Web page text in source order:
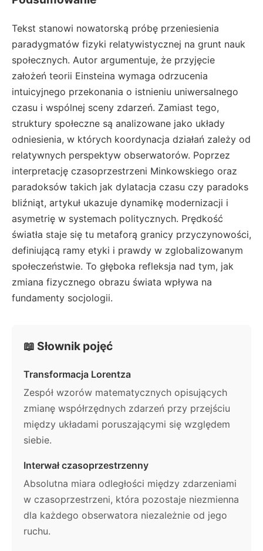
Tekst stanowi nowatorską próbę przeniesienia
paradygmatów fizyki relatywistycznej na grunt nauk
społecznych. Autor argumentuje, że przyjęcie
założeń teorii Einsteina wymaga odrzucenia
intuicyjnego przekonania o istnieniu uniwersalnego
czasu i wspólnej sceny zdarzeń. Zamiast tego,
struktury społeczne są analizowane jako układy
odniesienia, w których koordynacja działań zależy od
relatywnych perspektyw obserwatorów. Poprzez
interpretację czasoprzestrzeni Minkowskiego oraz
paradoksów takich jak dylatacja czasu czy paradoks
bliźniąt, artykuł ukazuje dynamikę modernizacji i
asymetrię w systemach politycznych. Prędkość
światła staje się tu metaforą granicy przyczynowości,
definiującą ramy etyki i prawdy w zglobalizowanym
społeczeństwie. To głęboka refleksja nad tym, jak
zmiana fizycznego obrazu świata wpływa na
fundamenty socjologii.
📖 Słownik pojęć
Transformacja Lorentza
Zespół wzorów matematycznych opisujących
zmianę współrzędnych zdarzeń przy przejściu
między układami poruszającymi się względem
siebie.
Interwał czasoprzestrzenny
Absolutna miara odległości między zdarzeniami
w czasoprzestrzeni, która pozostaje niezmienna
dla każdego obserwatora niezależnie od jego
ruchu.